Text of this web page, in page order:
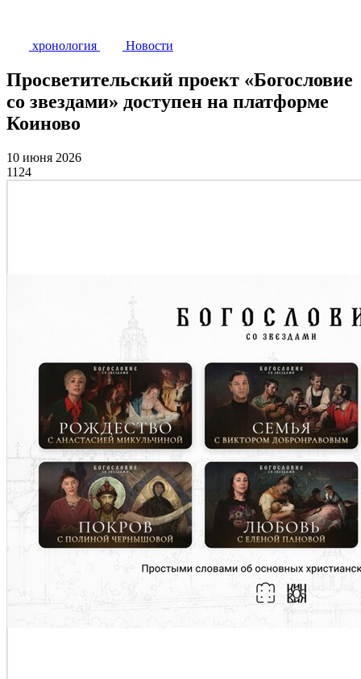
хронология Новости
Просветительский проект «Богословие
со звездами» доступен на платформе
Коиново
10 июня 2026
1124